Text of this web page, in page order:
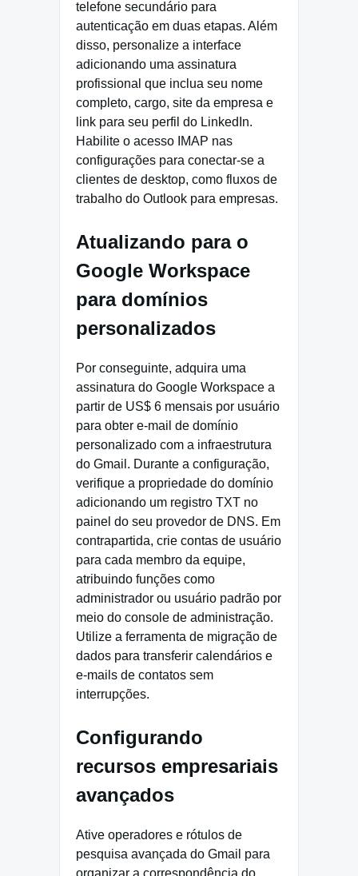
telefone secundário para
autenticação em duas etapas. Além
disso, personalize a interface
adicionando uma assinatura
profissional que inclua seu nome
completo, cargo, site da empresa e
link para seu perfil do LinkedIn.
Habilite o acesso IMAP nas
configurações para conectar-se a
clientes de desktop, como fluxos de
trabalho do Outlook para empresas.
Atualizando para o
Google Workspace
para domínios
personalizados
Por conseguinte, adquira uma
assinatura do Google Workspace a
partir de US$ 6 mensais por usuário
para obter e-mail de domínio
personalizado com a infraestrutura
do Gmail. Durante a configuração,
verifique a propriedade do domínio
adicionando um registro TXT no
painel do seu provedor de DNS. Em
contrapartida, crie contas de usuário
para cada membro da equipe,
atribuindo funções como
administrador ou usuário padrão por
meio do console de administração.
Utilize a ferramenta de migração de
dados para transferir calendários e
e-mails de contatos sem
interrupções.
Configurando
recursos empresariais
avançados
Ative operadores e rótulos de
pesquisa avançada do Gmail para